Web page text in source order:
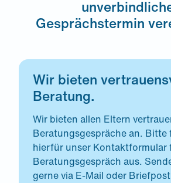
Gesprächstermin
Wir bieten
Beratung.
Wir bieten allen Eltern
Beratungsgespräche an. Bitte
hierfür unser Kontaktformular
Beratungsgespräch aus.
gerne via E-Mail oder